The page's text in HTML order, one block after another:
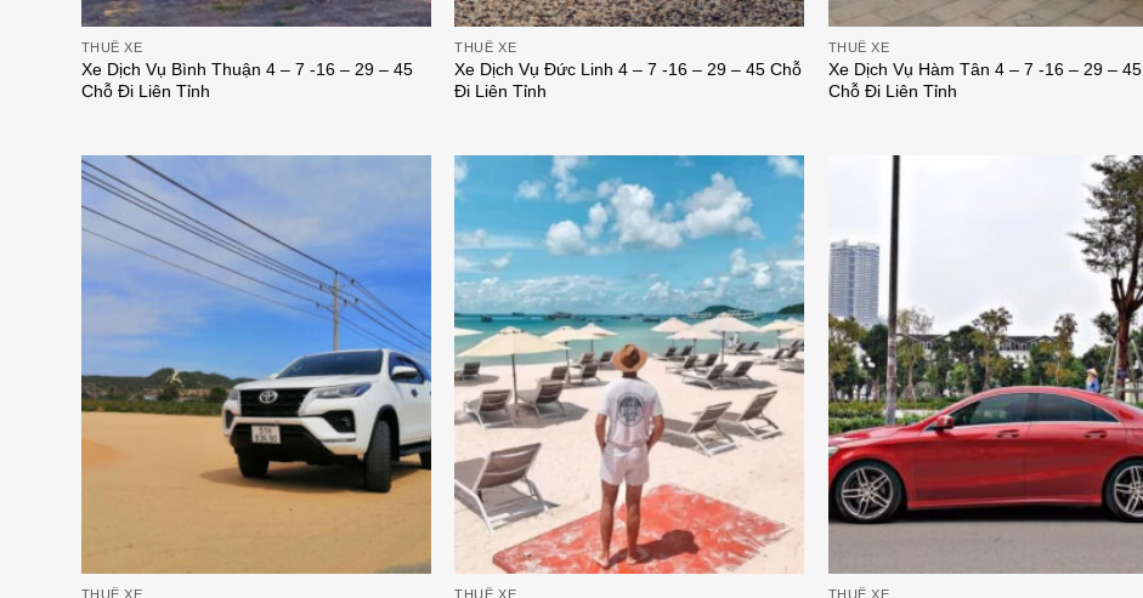
THUÊ XE
Xe Dịch Vụ Bình Thuận 4 – 7 -16 – 29 – 45
Chỗ Đi Liên Tỉnh
THUÊ XE
Xe Dịch Vụ Đức Linh 4 – 7 -16 – 29 – 45 Chỗ
Đi Liên Tỉnh
THUÊ XE
Xe Dịch Vụ Hàm Tân 4 – 7 -16 – 29 – 45
Chỗ Đi Liên Tỉnh
THUÊ XE THUÊ XE THUÊ XE